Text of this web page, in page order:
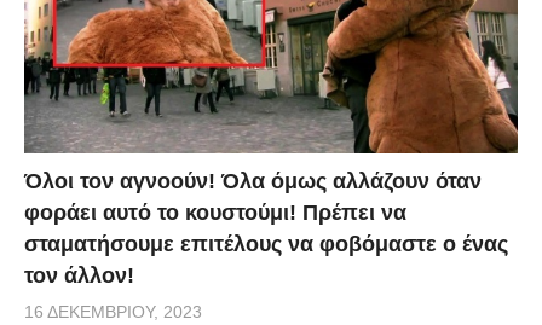
Όλοι τον αγνοούν! Όλα όμως αλλάζουν όταν
φοράει αυτό το κουστούμι! Πρέπει να
σταματήσουμε επιτέλους να φοβόμαστε ο ένας
τον άλλον!
16 ΔΕΚΕΜΒΡΊΟΥ, 2023